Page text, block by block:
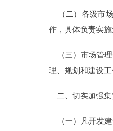
参与
（二）各级市场
作，具体负责实
（三）市场管理
理、规划和建设工
二、切实加强集
（一）凡开发建